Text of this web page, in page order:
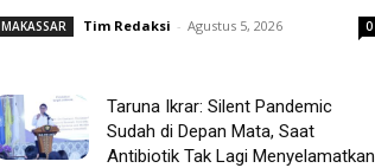
MAKASSAR Tim Redaksi - Agustus 5, 2026 0
Taruna Ikrar: Silent Pandemic
Sudah di Depan Mata, Saat
Antibiotik Tak Lagi Menyelamatkan